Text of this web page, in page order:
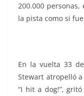
200.000
la pista como si
En la vuelta 33
Stewart atropelló
“I hit a dog!”,